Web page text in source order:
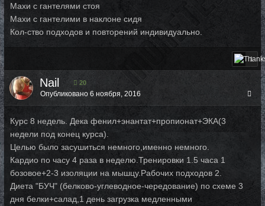
Махи с гантелями стоя
Махи с гантелими в наклоне сидя
Кол-ство подходов и повторений индивидуально.
1
Nail 20
Опубликовано 6 ноября, 2016
Курс 8 недель. Дека фенил+энантат+пропионат+ЭКА(3
недели под конец курса).
Целью было засушиться немного,именно немного.
Кардио по часу 4 раза в неделю.Тренировки 1.5 часа 1
бозовое+2-3 изоляции на мышцу.Рабочих подходов 2.
Диета "БУЧ" (белково-углеводное-чередование) по схеме 3
дня белки+салад,1 день загрузка медленными